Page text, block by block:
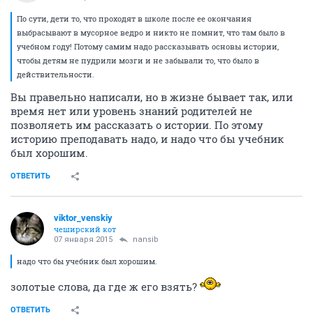
По сути, дети то, что проходят в школе после ее окончания
выбрасывают в мусорное ведро и никто не помнит, что там было в
учебном году! Потому самим надо рассказывать основы истории,
чтобы детям не пудрили мозги и не забывали то, что было в
действительности.
Вы правельно написали, но в жизне бывает так, или
время нет или уровень знаний родителей не
позволяеть им рассказать о истории. По этому
историю преподавать надо, и надо что бы учебник
был хорошим.
ОТВЕТИТЬ
viktor_venskiy
чеширский кот
07 января 2015 nansib
надо что бы учебник был хорошим.
золотые слова, да где ж его взять?
ОТВЕТИТЬ